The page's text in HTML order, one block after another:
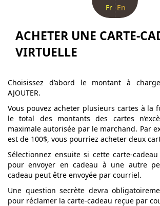
Fr En
ACHETER UNE CARTE-
VIRTUELLE
Choisissez d’abord le montant à
AJOUTER.
Vous pouvez acheter plusieurs cartes à la
le total des montants des cartes
maximale autorisée par le marchand. Par
est de 100$, vous pourriez acheter deux
Sélectionnez ensuite si cette carte-
pour envoyer en cadeau à une autre
cadeau peut être envoyée par courriel.
Une question secrète devra
pour réclamer la carte-cadeau reçue par